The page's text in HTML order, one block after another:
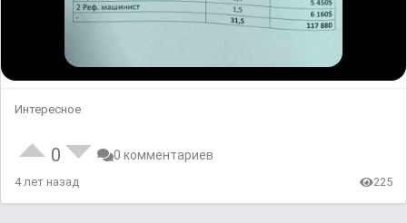
Интересное
0 0 комментариев
4 лет назад 225